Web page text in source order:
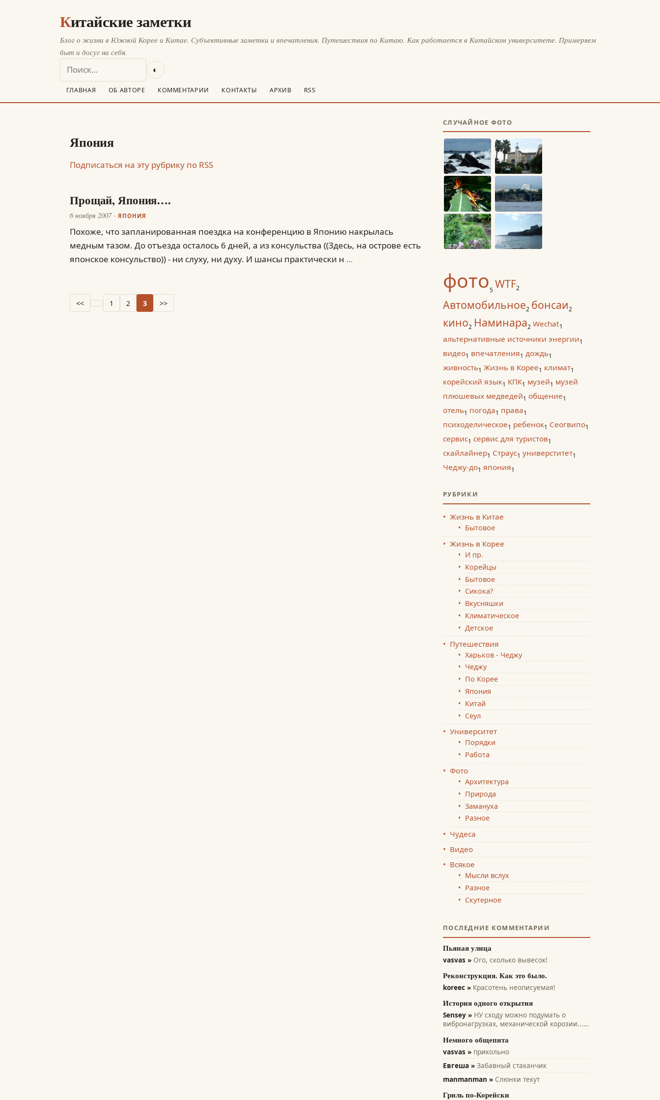
Китайские заметки
Блог о жизни в Южной Корее и Китае. Субъективные заметки и впечатления. Путешествия по Китаю. Как работается в Китайском университете. Примеряем
быт и досуг на себя.
◐
ГЛАВНАЯ ОБ АВТОРЕ КОММЕНТАРИИ КОНТАКТЫ АРХИВ RSS
Япония
Подписаться на эту рубрику по RSS
Прощай, Япония….
6 ноября 2007 ЯПОНИЯ
Похоже, что запланированная поездка на конференцию в Японию накрылась
медным тазом. До отъезда осталось 6 дней, а из консульства ((Здесь, на острове есть
японское консульство)) - ни слуху, ни духу. И шансы практически н …
<< 1 2 3 >>
СЛУЧАЙНОЕ ФОТО
фото5 WTF2
Автомобильное2 бонсаи2
кино2 Наминара2 Wechat1
альтернативные источники энергии1
видео1 впечатления1 дождь1
живность1 Жизнь в Корее1 климат1
корейский язык1 КПК1 музей1 музей
плюшевых медведей1 общение1
отель1 погода1 права1
психоделическое1 ребенок1 Сеогвипо1
сервис1 сервис для туристов1
скайлайнер1 Страус1 универститет1
Чеджу-до1 япония1
РУБРИКИ
Жизнь в Китае
Бытовое
Жизнь в Корее
И пр.
Корейцы
Бытовое
Сикока?
Вкусняшки
Климатическое
Детское
Путешествия
Харьков - Чеджу
Чеджу
По Корее
Япония
Китай
Сеул
Университет
Порядки
Работа
Фото
Архитектура
Природа
Замануха
Разное
Чудеса
Видео
Всякое
Мысли вслух
Разное
Скутерное
ПОСЛЕДНИЕ КОММЕНТАРИИ
Пьяная улица
vasvas » Ого, сколько вывесок!
Реконструкция. Как это было.
koreec » Красотень неописуемая!
История одного открытия
Sensey »
вибронагрузках, механической корозии...
всякие лопасти и лопатки турбин, насосов,
винтов. Там на микро уровне идет
разрушение рабочих поверхностей. А этот
эффект только...
Немного общепита
vasvas » прикольно
Евгеша » Забавный стаканчик
manmanman » Слюнки текут
Гриль по-Корейски